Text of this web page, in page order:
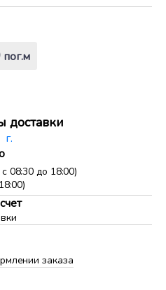
пог.м
доставки
г.
08:30 до 18:00)
заказа